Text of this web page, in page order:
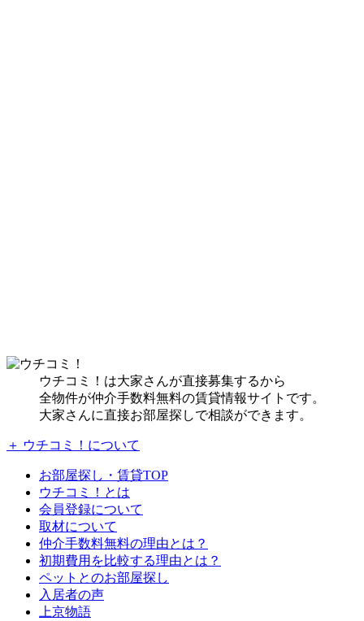
ウチコミ！は大家さんが直接募集するから
全物件が仲介手数料無料の賃貸情報サイトです。
大家さんに直接お部屋探しで相談ができます。
＋ ウチコミ！について
お部屋探し・賃貸TOP
ウチコミ！とは
会員登録について
取材について
仲介手数料無料の理由とは？
初期費用を比較する理由とは？
ペットとのお部屋探し
入居者の声
上京物語